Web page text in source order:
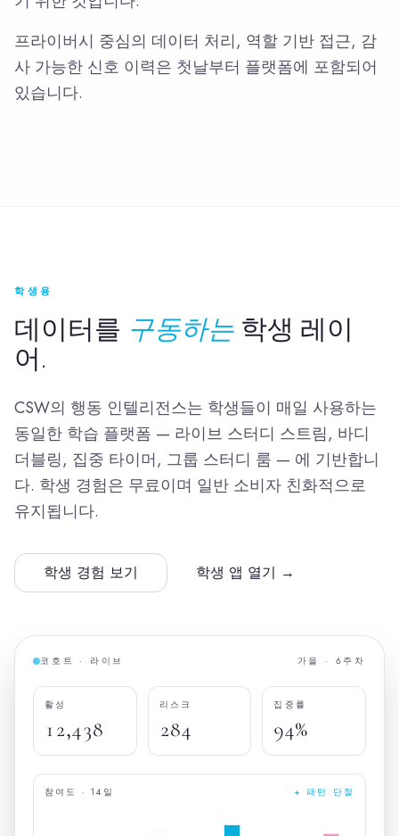
프라이버시 중심의 데이터 처리, 역할 기반 접근, 감
사 가능한 신호 이력은 첫날부터 플랫폼에 포함되어
있습니다.
학생용
데이터를 구동하는 학생 레이
어.
CSW의 행동 인텔리전스는 학생들이 매일 사용하는
동일한 학습 플랫폼 — 라이브 스터디 스트림, 바디
더블링, 집중 타이머, 그룹 스터디 룸 — 에 기반합니
다. 학생 경험은 무료이며 일반 소비자 친화적으로
유지됩니다.
학생 경험 보기 학생 앱 열기 →
코호트 · 라이브 가을 · 6주차
활성
12,438
리스크
284
집중률
94%
참여도 · 14일 + 패턴 단절